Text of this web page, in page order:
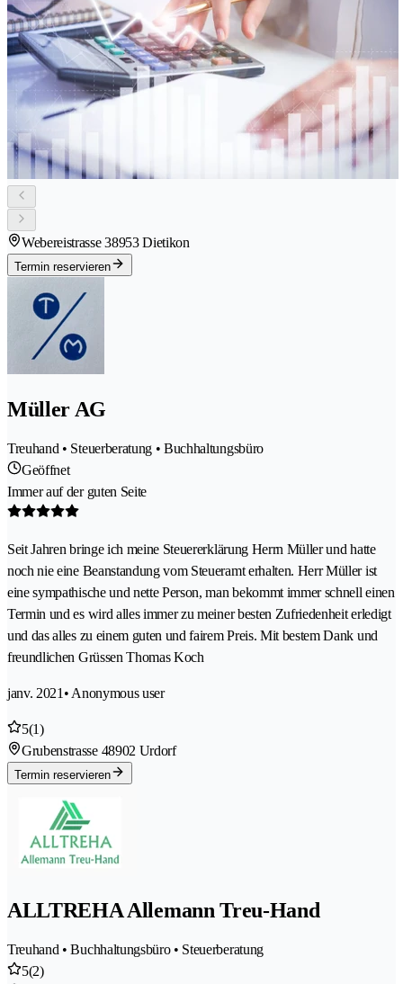
Webereistrasse 38953 Dietikon
Termin reservieren
Müller AG
Treuhand • Steuerberatung • Buchhaltungsbüro
Geöffnet
Immer auf der guten Seite
Seit Jahren bringe ich meine Steuererklärung Herrn Müller und hatte
noch nie eine Beanstandung vom Steueramt erhalten. Herr Müller ist
eine sympathische und nette Person, man bekommt immer schnell einen
Termin und es wird alles immer zu meiner besten Zufriedenheit erledigt
und das alles zu einem guten und fairem Preis. Mit bestem Dank und
freundlichen Grüssen Thomas Koch
janv. 2021 • Anonymous user
5(1)
Grubenstrasse 48902 Urdorf
Termin reservieren
ALLTREHA Allemann Treu-Hand
Treuhand • Buchhaltungsbüro • Steuerberatung
5(2)